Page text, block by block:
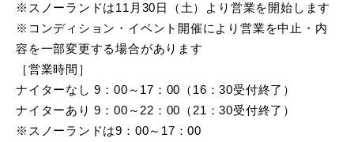
※スノーランドは11月30日（土）より営業を開始します
※コンディション・イベント開催により営業を中止・内
容を一部変更する場合があります
［営業時間］
ナイターなし 9：00～17：00（16：30受付終了）
ナイターあり 9：00～22：00（21：30受付終了）
※スノーランドは9：00～17：00